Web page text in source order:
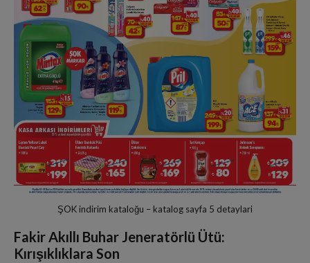
ŞOK indirim kataloğu – katalog sayfa 5 detaylari
Fakir Akıllı Buhar Jeneratörlü Ütü:
Kırışıklıklara Son